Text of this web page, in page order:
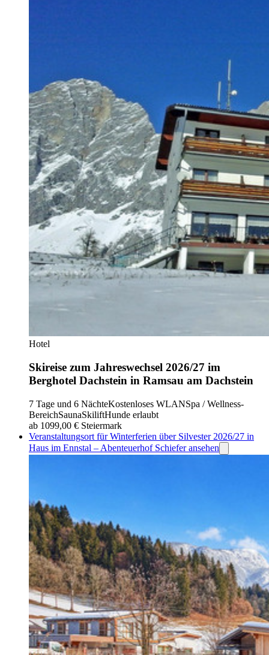
Hotel
Skireise zum Jahreswechsel 2026/27 im
Berghotel Dachstein in Ramsau am Dachstein
7 Tage und 6 NächteKostenloses WLANSpa / Wellness-
BereichSaunaSkiliftHunde erlaubt
ab 1099,00 € Steiermark
Veranstaltungsort für Winterferien über Silvester 2026/27 in
Haus im Ennstal – Abenteuerhof Schiefer ansehen